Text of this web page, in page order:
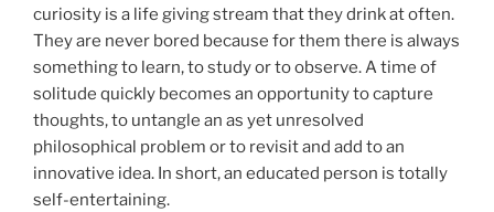
curiosity is a life giving stream that they drink at often.
They are never bored because for them there is always
something to learn, to study or to observe. A time of
solitude quickly becomes an opportunity to capture
thoughts, to untangle an as yet unresolved
philosophical problem or to revisit and add to an
innovative idea. In short, an educated person is totally
self-entertaining.